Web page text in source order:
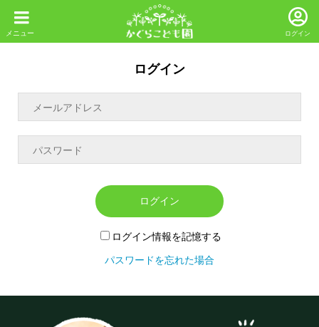
ログイン
ログイン
ログイン
ログイン情報を記憶する
パスワードを忘れた場合